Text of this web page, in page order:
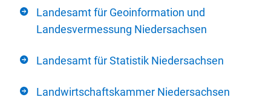
Landesamt für Geoinformation und
Landesvermessung Niedersachsen
Landesamt für Statistik Niedersachsen
Landwirtschaftskammer Niedersachsen